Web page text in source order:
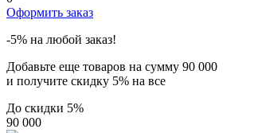
Оформить заказ
-5% на любой заказ!
Добавьте еще товаров на сумму 90 000
и получите скидку 5% на все
До скидки 5%
90 000